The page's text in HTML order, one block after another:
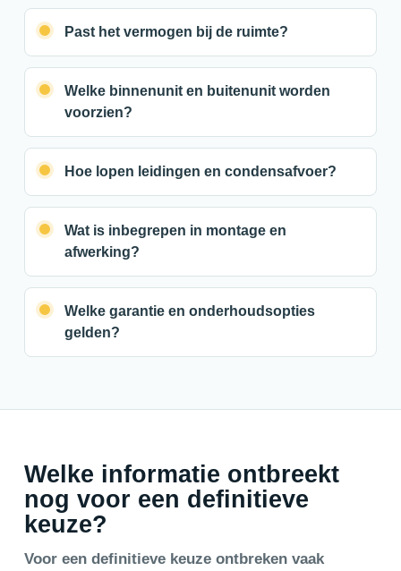
Past het vermogen bij de ruimte?
Welke binnenunit en buitenunit worden
voorzien?
Hoe lopen leidingen en condensafvoer?
Wat is inbegrepen in montage en
afwerking?
Welke garantie en onderhoudsopties
gelden?
Welke informatie ontbreekt
nog voor een definitieve
keuze?
Voor een definitieve keuze ontbreken vaak